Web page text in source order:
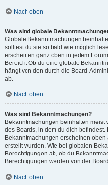
Nach oben
Was sind globale
Globale Bekanntmachungen
solltest du sie so bald wie möglich
erscheinen ganz oben in jedem
Bereich. Ob du eine globale
hängt von den durch die Board-
ab.
Nach oben
Was sind Bekanntmachungen?
Bekanntmachungen beinhalten meist
des Boards, in dem du dich befindest.
Bekanntmachungen erscheinen
erstellt wurden. Wie bei globalen
Berechtigungen ab, ob du
Berechtigungen werden von der
Nach oben